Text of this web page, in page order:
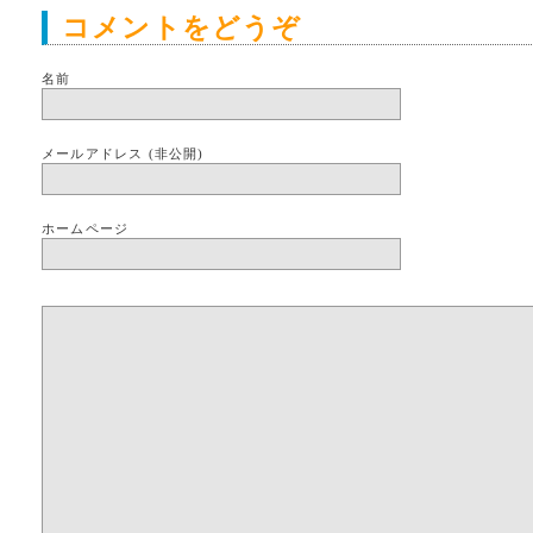
コメントをどうぞ
名前
メールアドレス (非公開)
ホームページ